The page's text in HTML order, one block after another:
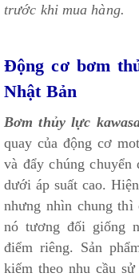
trước khi mua hàng.
Động cơ bơm
Nhật Bản
Bơm thủy lực
quay của động cơ
và đẩy chúng chuyển
dưới áp suất cao.
nhưng nhìn chung thì
nó tương đối giống
điểm riêng. Sản
kiếm theo nhu cầu